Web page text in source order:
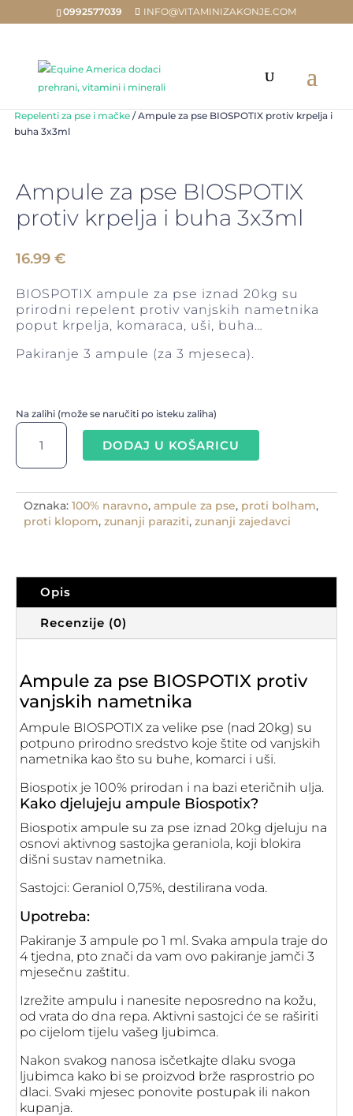
0992577039 INFO@VITAMINIZAKONJE.COM
Repelenti za pse i mačke/ Ampule za pse BIOSPOTIX protiv krpelja i
buha 3x3ml
Ampule za pse BIOSPOTIX
protiv krpelja i buha 3x3ml
16.99 €
BIOSPOTIX ampule za pse iznad 20kg su
prirodni repelent protiv vanjskih nametnika
poput krpelja, komaraca, uši, buha…
Pakiranje 3 ampule (za 3 mjeseca).
Na zalihi (može se naručiti po isteku zaliha)
Ampule
pse
protiv
krpelja
DODAJ U KOŠARICU
Oznaka: 100% naravno, ampule za pse, proti bolham,
proti klopom, zunanji paraziti, zunanji zajedavci
Opis
Recenzije (0)
Ampule za pse BIOSPOTIX protiv
vanjskih nametnika
Ampule BIOSPOTIX za velike pse (nad 20kg) su
potpuno prirodno sredstvo koje štite od vanjskih
nametnika kao što su buhe, komarci i uši.
Biospotix je 100% prirodan i na bazi eteričnih ulja.
Kako djelujeju ampule Biospotix?
Biospotix ampule su za pse iznad 20kg djeluju na
osnovi aktivnog sastojka geraniola, koji blokira
dišni sustav nametnika.
Sastojci: Geraniol 0,75%, destilirana voda.
Upotreba:
Pakiranje 3 ampule po 1 ml. Svaka ampula traje do
4 tjedna, pto znači da vam ovo pakiranje jamči 3
mjesečnu zaštitu.
Izrežite ampulu i nanesite neposredno na kožu,
od vrata do dna repa. Aktivni sastojci će se raširiti
po cijelom tijelu vašeg ljubimca.
Nakon svakog nanosa isčetkajte dlaku svoga
ljubimca kako bi se proizvod brže rasprostrio po
dlaci. Svaki mjesec ponovite postupak ili nakon
kupanja.